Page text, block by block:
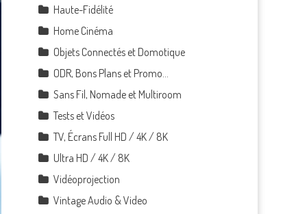
Haute-Fidélité
Home Cinéma
Objets Connectés et Domotique
ODR, Bons Plans et Promo…
Sans Fil, Nomade et Multiroom
Tests et Vidéos
TV, Écrans Full HD / 4K / 8K
Ultra HD / 4K / 8K
Vidéoprojection
Vintage Audio & Video